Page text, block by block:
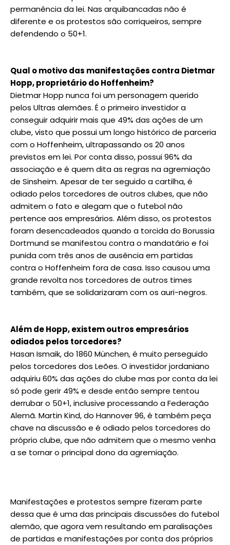
permanência da lei. Nas arquibancadas não é
diferente e os protestos são corriqueiros, sempre
defendendo o 50+1.
Qual o motivo das manifestações contra Dietmar
Hopp, proprietário do Hoffenheim?
Dietmar Hopp nunca foi um personagem querido
pelos Ultras alemães. É o primeiro investidor a
conseguir adquirir mais que 49% das ações de um
clube, visto que possui um longo histórico de parceria
com o Hoffenheim, ultrapassando os 20 anos
previstos em lei. Por conta disso, possui 96% da
associação e é quem dita as regras na agremiação
de Sinsheim. Apesar de ter seguido a cartilha, é
odiado pelos torcedores de outros clubes, que não
admitem o fato e alegam que o futebol não
pertence aos empresários. Além disso, os protestos
foram desencadeados quando a torcida do Borussia
Dortmund se manifestou contra o mandatário e foi
punida com três anos de ausência em partidas
contra o Hoffenheim fora de casa. Isso causou uma
grande revolta nos torcedores de outros times
também, que se solidarizaram com os auri-negros.
Além de Hopp, existem outros empresários
odiados pelos torcedores?
Hasan Ismaik, do 1860 München, é muito perseguido
pelos torcedores dos Leões. O investidor jordaniano
adquiriu 60% das ações do clube mas por conta da lei
só pode gerir 49% e desde então sempre tentou
derrubar o 50+1, inclusive processando a Federação
Alemã. Martin Kind, do Hannover 96, é também peça
chave na discussão e é odiado pelos torcedores do
próprio clube, que não admitem que o mesmo venha
a se tornar o principal dono da agremiação.
Manifestações e protestos sempre fizeram parte
dessa que é uma das principais discussões do futebol
alemão, que agora vem resultando em paralisações
de partidas e manifestações por conta dos próprios